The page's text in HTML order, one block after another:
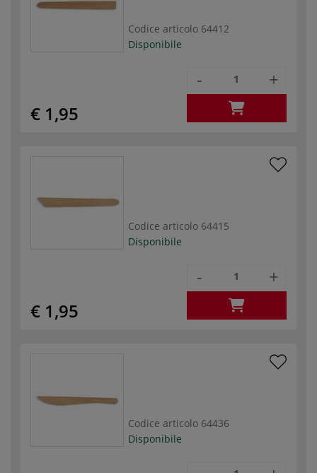
Codice articolo 64412
Disponibile
€ 1,95
- +
Codice articolo 64415
Disponibile
€ 1,95
- +
Codice articolo 64436
Disponibile